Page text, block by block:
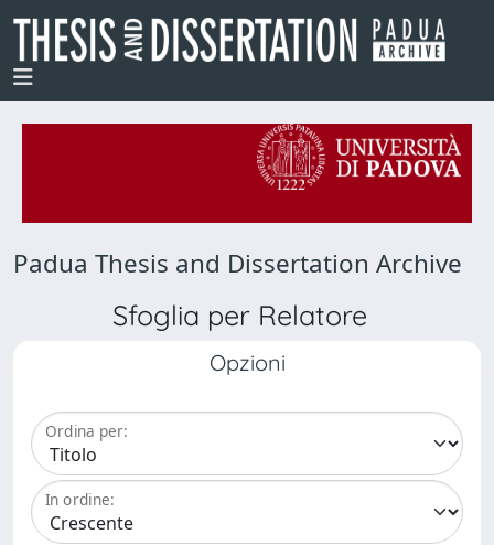
Padua Thesis and Dissertation Archive
Sfoglia per Relatore
Opzioni
Ordina per:
In ordine: